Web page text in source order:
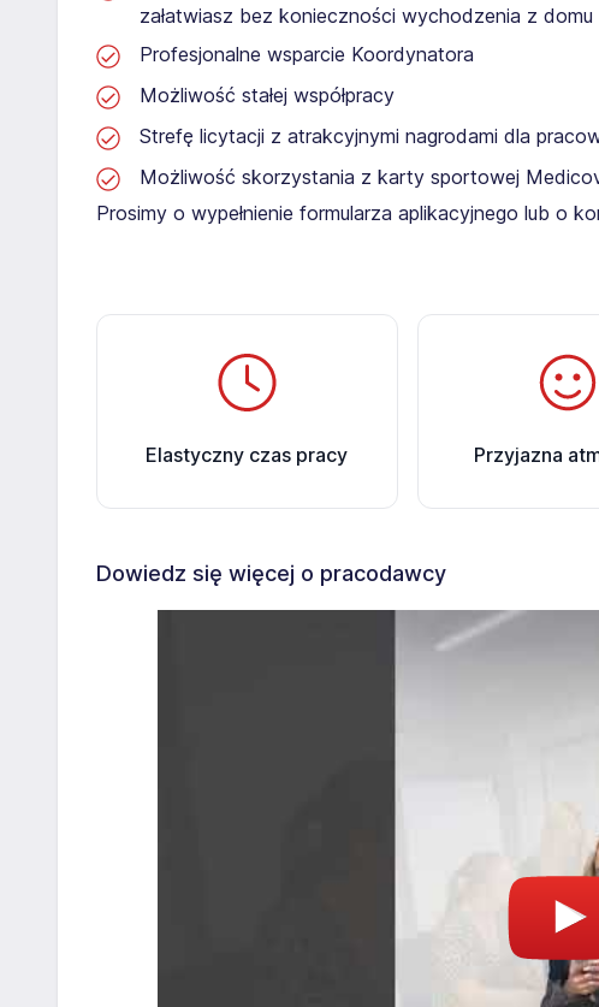
załatwiasz bez konieczności wychodzenia z domu
Profesjonalne wsparcie Koordynatora
Możliwość stałej współpracy
Strefę licytacji z atrakcyjnymi nagrodami dla
Możliwość skorzystania z karty sportowej
Prosimy o wypełnienie formularza aplikacyjnego lub o
Elastyczny czas pracy Przyjazna
Dowiedz się więcej o pracodawcy